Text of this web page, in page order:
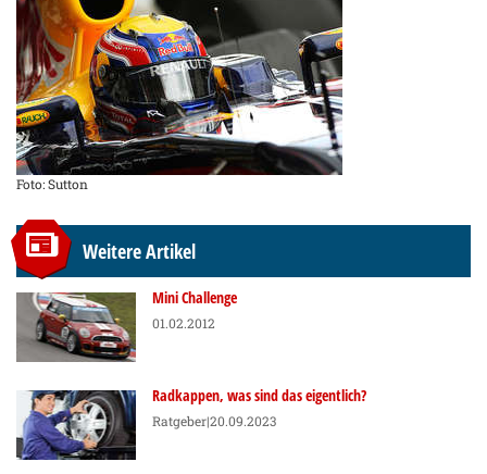
Foto: Sutton
Weitere Artikel
Mini Challenge
01.02.2012
Radkappen, was sind das eigentlich?
Ratgeber|20.09.2023